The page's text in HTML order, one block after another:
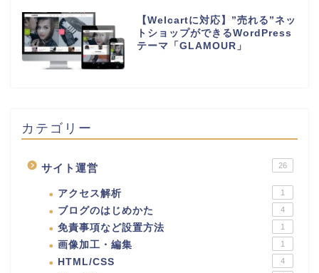
【Welcartに対応】”売れる”ネッ
トショップができるWordPress
テーマ「GLAMOUR」
カテゴリー
サイト運営 26
アクセス解析 1
ブログのはじめかた 4
免責事項など設置方法 1
画像加工・編集 1
HTML/CSS 4